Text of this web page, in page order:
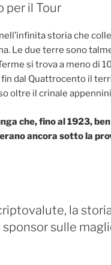
per il Tour
storia che
Le due terre sono
si trova a meno di
fin dal Quattrocento il
oltre il crinale
che, fino al 1923,
ancora sotto la
la
sulle